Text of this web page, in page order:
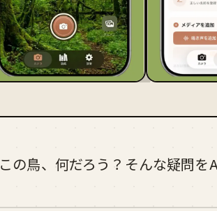
この鳥、何だろう？そんな疑問を